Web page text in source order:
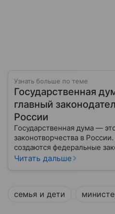
Узнать больше по теме
Государственная
главный
России
Государственная дума —
законотворчества в
создаются федеральные
жизни каждого гражданина:
Читать дальше
семья и дети